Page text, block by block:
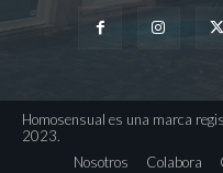
Homosensual es una marca
2023.
Nosotros
Colabora